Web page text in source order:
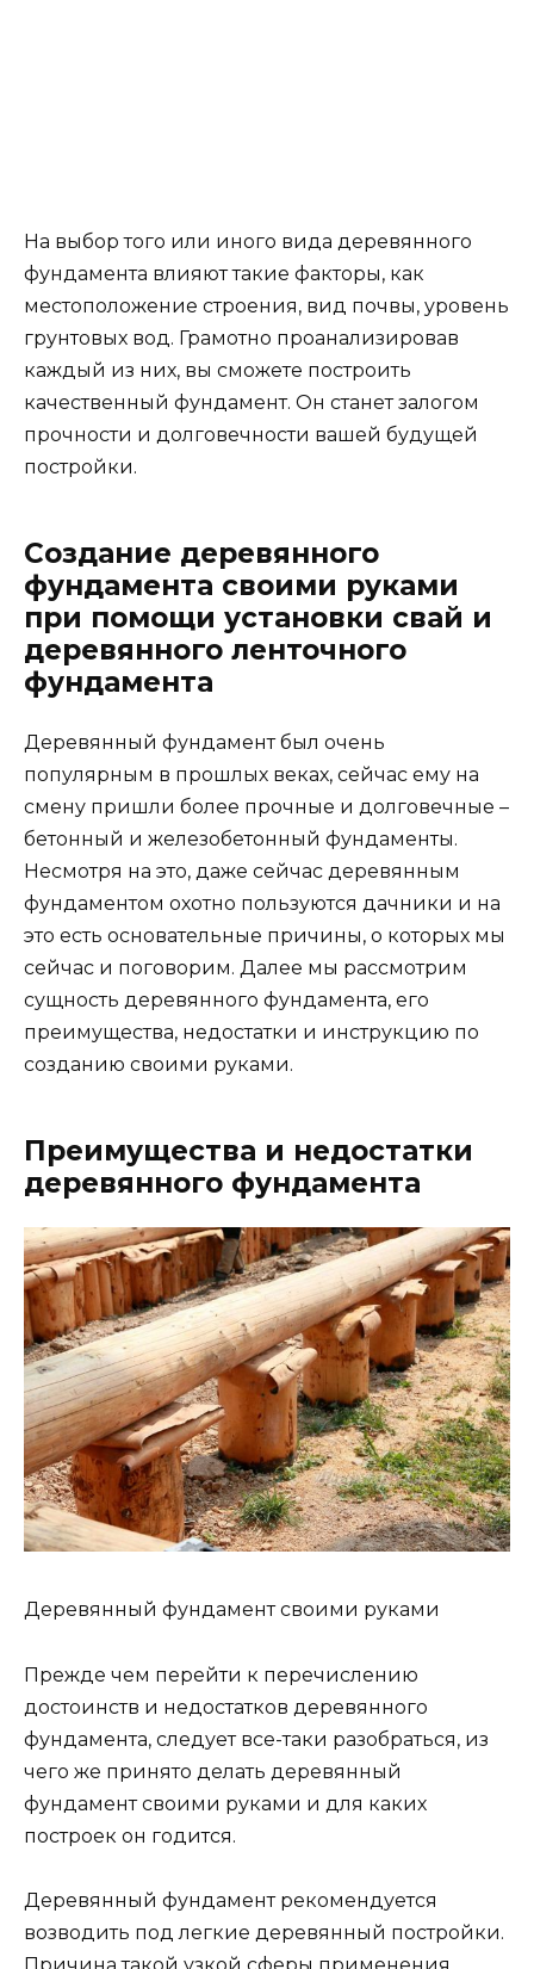
На выбор того или иного вида деревянного
фундамента влияют такие факторы, как
местоположение строения, вид почвы, уровень
грунтовых вод. Грамотно проанализировав
каждый из них, вы сможете построить
качественный фундамент. Он станет залогом
прочности и долговечности вашей будущей
постройки.
Создание деревянного
фундамента своими руками
при помощи установки свай и
деревянного ленточного
фундамента
Деревянный фундамент был очень
популярным в прошлых веках, сейчас ему на
смену пришли более прочные и долговечные –
бетонный и железобетонный фундаменты.
Несмотря на это, даже сейчас деревянным
фундаментом охотно пользуются дачники и на
это есть основательные причины, о которых мы
сейчас и поговорим. Далее мы рассмотрим
сущность деревянного фундамента, его
преимущества, недостатки и инструкцию по
созданию своими руками.
Преимущества и недостатки
деревянного фундамента
Деревянный фундамент своими руками
Прежде чем перейти к перечислению
достоинств и недостатков деревянного
фундамента, следует все-таки разобраться, из
чего же принято делать деревянный
фундамент своими руками и для каких
построек он годится.
Деревянный фундамент рекомендуется
возводить под легкие деревянный постройки.